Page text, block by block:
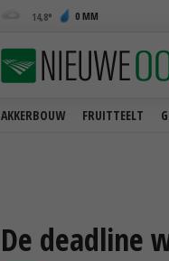
14,8 0 MM
AKKERBOUW FRUITTEELT
De deadline